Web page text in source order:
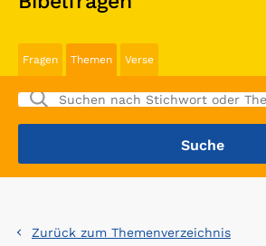
Fragen Themen Verse
Zurück zum Themenverzeichnis